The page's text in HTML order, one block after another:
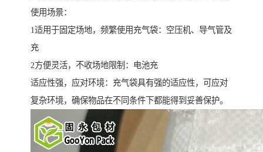
使用场景：
1适用于固定场地，频繁使用充气袋：空压机、导气管及
充
2方便灵活，不收场地限制：电池充
适应性强，应对环境：充气袋具有强的适应性，可应对
复杂环境，确保物品在不同条件下都能得到妥善保护。